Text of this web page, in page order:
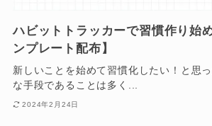
ハビットトラッカーで習慣作り始
ンプレート配布】
新しいことを始めて習慣化したい！と思
な手段であることは多く...
2024年2月24日